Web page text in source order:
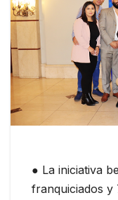
● La iniciativa
franquiciados y